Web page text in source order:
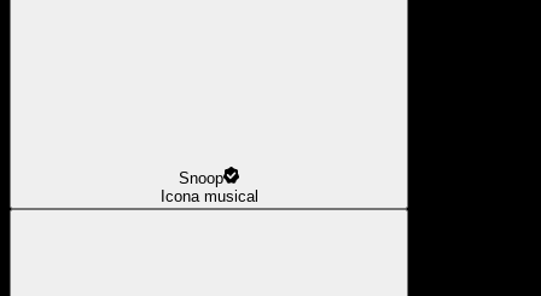
Snoop
Icona musical